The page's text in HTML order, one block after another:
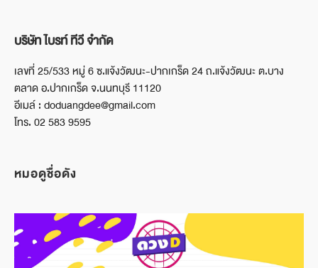
บริษัท ไบรท์ ทีวี จำกัด
เลขที่ 25/533 หมู่ 6 ซ.แจ้งวัฒนะ-ปากเกร็ด 24 ถ.แจ้งวัฒนะ ต.บาง
ตลาด อ.ปากเกร็ด จ.นนทบุรี 11120
อีเมล์ : doduangdee@gmail.com
โทร. 02 583 9595
หมอดูชื่อดัง